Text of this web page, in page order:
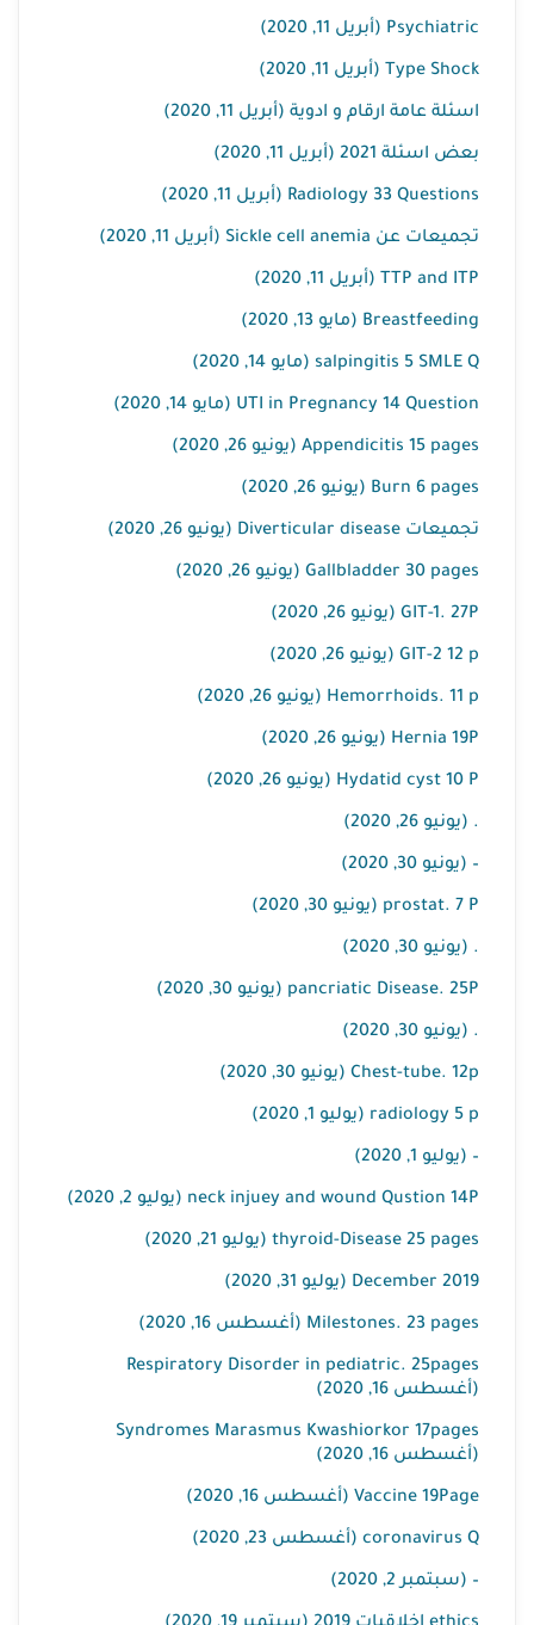
Psychiatric (أبريل 11, 2020)
Type Shock (أبريل 11, 2020)
اسئلة عامة ارقام و ادوية (أبريل 11, 2020)
بعض اسئلة 2021 (أبريل 11, 2020)
Radiology 33 Questions (أبريل 11, 2020)
تجميعات عن Sickle cell anemia (أبريل 11, 2020)
TTP and ITP (أبريل 11, 2020)
Breastfeeding (مايو 13, 2020)
salpingitis 5 SMLE Q (مايو 14, 2020)
UTI in Pregnancy 14 Question (مايو 14, 2020)
Appendicitis 15 pages (يونيو 26, 2020)
Burn 6 pages (يونيو 26, 2020)
تجميعات Diverticular disease (يونيو 26, 2020)
Gallbladder 30 pages (يونيو 26, 2020)
GIT-1. 27P (يونيو 26, 2020)
GIT-2 12 p (يونيو 26, 2020)
Hemorrhoids. 11 p (يونيو 26, 2020)
Hernia 19P (يونيو 26, 2020)
Hydatid cyst 10 P (يونيو 26, 2020)
. (يونيو 26, 2020)
– (يونيو 30, 2020)
prostat. 7 P (يونيو 30, 2020)
. (يونيو 30, 2020)
pancriatic Disease. 25P (يونيو 30, 2020)
. (يونيو 30, 2020)
Chest-tube. 12p (يونيو 30, 2020)
radiology 5 p (يوليو 1, 2020)
– (يوليو 1, 2020)
neck injuey and wound Qustion 14P (يوليو 2, 2020)
thyroid-Disease 25 pages (يوليو 21, 2020)
2019 December (يوليو 31, 2020)
Milestones. 23 pages (أغسطس 16, 2020)
Respiratory Disorder in pediatric. 25pages
(أغسطس 16, 2020)
Syndromes Marasmus Kwashiorkor 17pages
(أغسطس 16, 2020)
Vaccine 19Page (أغسطس 16, 2020)
coronavirus Q (أغسطس 23, 2020)
– (سبتمبر 2, 2020)